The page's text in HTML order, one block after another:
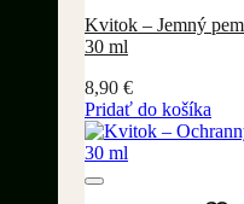
Kvitok – Jemný
30 ml
8,90 €
Pridať do košíka